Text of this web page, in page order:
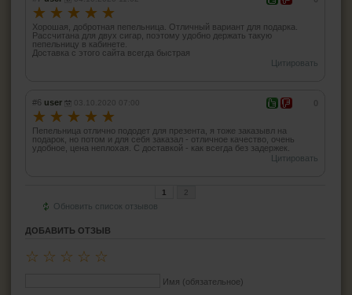
☆ ☆ ☆ ☆ ☆
Хорошая, добротная пепельница. Отличный вариант для подарка.
Рассчитана для двух сигар, поэтому удобно держать такую
пепельницу в кабинете.
Доставка с этого сайта всегда быстрая
Цитировать
#6 user 03.10.2020 07:00
☆ ☆ ☆ ☆ ☆
Пепельница отлично пододет для презента, я тоже заказывл на
подарок, но потом и для себя заказал - отличное качество, очень
удобное, цена неплохая. С доставкой - как всегда без задержек.
Цитировать
1 2
Обновить список отзывов
ДОБАВИТЬ ОТЗЫВ
☆
☆
☆
☆
☆
Имя (обязательное)